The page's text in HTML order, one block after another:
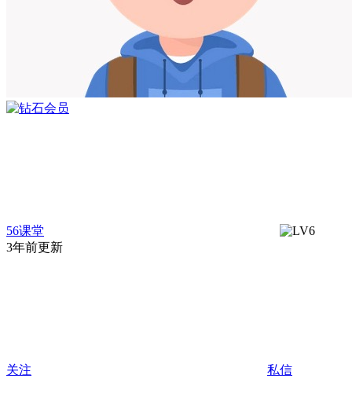
56课堂
3年前更新
关注 私信